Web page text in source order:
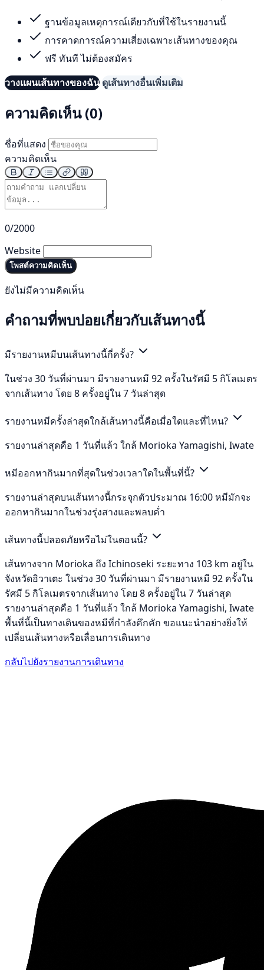
ฐานข้อมูลเหตุการณ์เดียวกับที่ใช้ในรายงานนี้
การคาดการณ์ความเสี่ยงเฉพาะเส้นทางของคุณ
ฟรี ทันที ไม่ต้องสมัคร
วางแผนเส้นทางของฉัน ดูเส้นทางอื่นเพิ่มเติม
ความคิดเห็น (0)
ชื่อที่แสดง
ความคิดเห็น
0/2000
Website
โพสต์ความคิดเห็น
ยังไม่มีความคิดเห็น
คำถามที่พบบ่อยเกี่ยวกับเส้นทางนี้
มีรายงานหมีบนเส้นทางนี้กี่ครั้ง?
ในช่วง 30 วันที่ผ่านมา มีรายงานหมี 92 ครั้งในรัศมี 5 กิโลเมตร
จากเส้นทาง โดย 8 ครั้งอยู่ใน 7 วันล่าสุด
รายงานหมีครั้งล่าสุดใกล้เส้นทางนี้คือเมื่อใดและที่ไหน?
รายงานล่าสุดคือ 1 วันที่แล้ว ใกล้ Morioka Yamagishi, Iwate
หมีออกหากินมากที่สุดในช่วงเวลาใดในพื้นที่นี้?
รายงานล่าสุดบนเส้นทางนี้กระจุกตัวประมาณ 16:00 หมีมักจะ
ออกหากินมากในช่วงรุ่งสางและพลบค่ำ
เส้นทางนี้ปลอดภัยหรือไม่ในตอนนี้?
เส้นทางจาก Morioka ถึง Ichinoseki ระยะทาง 103 km อยู่ใน
จังหวัดอิวาเตะ ในช่วง 30 วันที่ผ่านมา มีรายงานหมี 92 ครั้งใน
รัศมี 5 กิโลเมตรจากเส้นทาง โดย 8 ครั้งอยู่ใน 7 วันล่าสุด
รายงานล่าสุดคือ 1 วันที่แล้ว ใกล้ Morioka Yamagishi, Iwate
พื้นที่นี้เป็นทางเดินของหมีที่กำลังคึกคัก ขอแนะนำอย่างยิ่งให้
เปลี่ยนเส้นทางหรือเลื่อนการเดินทาง
กลับไปยังรายงานการเดินทาง